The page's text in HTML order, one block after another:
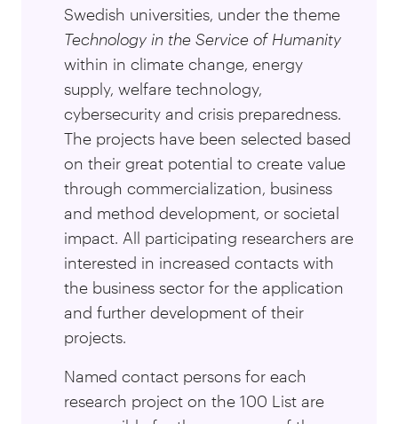
Swedish universities, under the theme
Technology in the Service of Humanity
within in climate change, energy
supply, welfare technology,
cybersecurity and crisis preparedness.
The projects have been selected based
on their great potential to create value
through commercialization, business
and method development, or societal
impact. All participating researchers are
interested in increased contacts with
the business sector for the application
and further development of their
projects.
Named contact persons for each
research project on the 100 List are